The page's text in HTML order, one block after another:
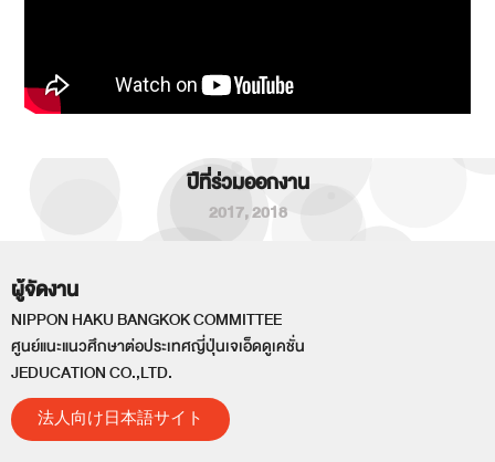
ปีที่ร่วมออกงาน
2017,2018
ผู้จัดงาน
NIPPON HAKU BANGKOK COMMITTEE
ศูนย์แนะแนวศึกษาต่อประเทศญี่ปุ่นเจเอ็ดดูเคชั่น
JEDUCATION CO.,LTD.
法人向け日本語サイト